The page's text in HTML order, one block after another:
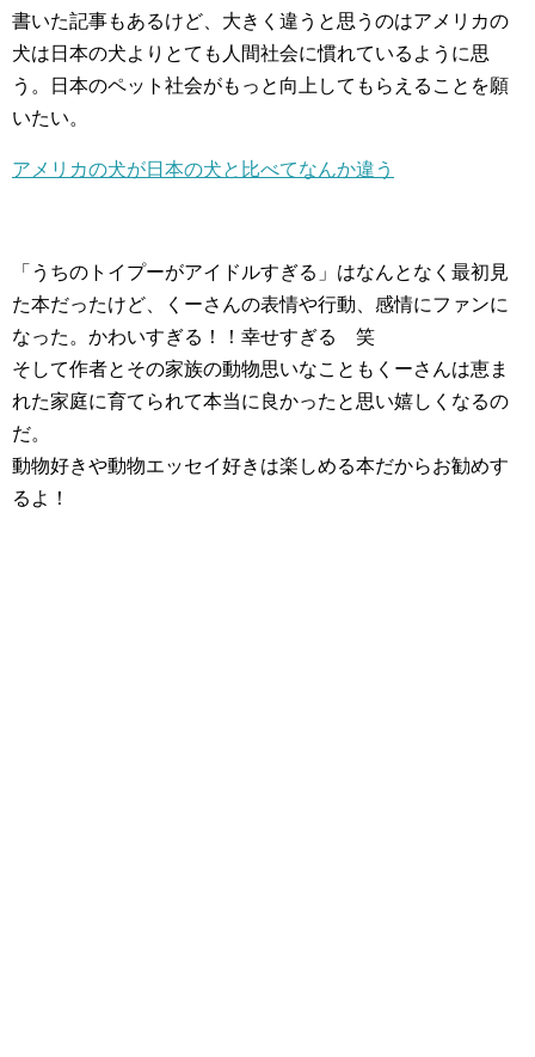
書いた記事もあるけど、大きく違うと思うのはアメリカの
犬は日本の犬よりとても人間社会に慣れているように思
う。日本のペット社会がもっと向上してもらえることを願
いたい。
アメリカの犬が日本の犬と比べてなんか違う
「うちのトイプーがアイドルすぎる」はなんとなく最初見
た本だったけど、くーさんの表情や行動、感情にファンに
なった。かわいすぎる！！幸せすぎる 笑
そして作者とその家族の動物思いなこともくーさんは恵ま
れた家庭に育てられて本当に良かったと思い嬉しくなるの
だ。
動物好きや動物エッセイ好きは楽しめる本だからお勧めす
るよ！